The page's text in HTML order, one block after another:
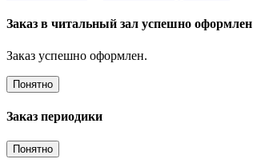
Заказ в читальный зал успешно оформлен
Заказ успешно оформлен.
Понятно
Заказ периодики
Понятно